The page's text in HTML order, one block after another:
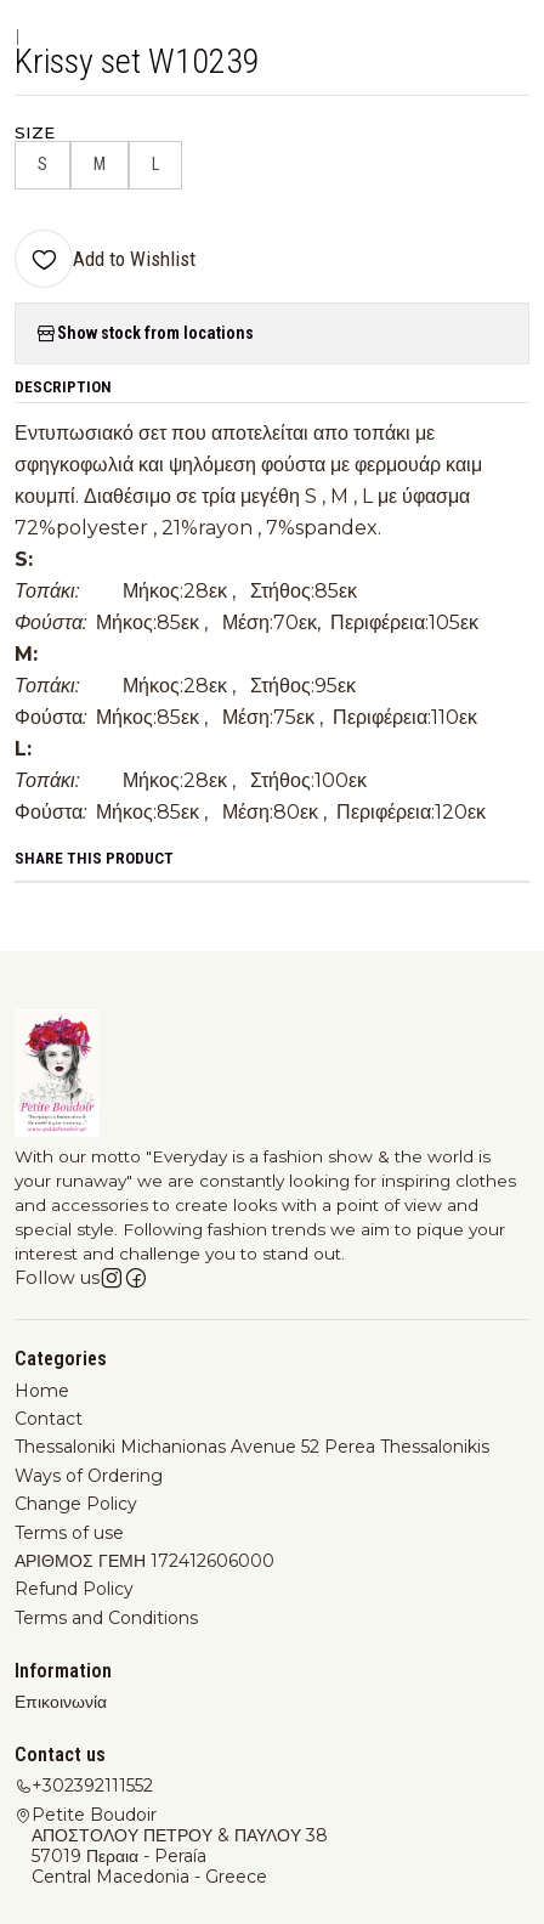
|
Krissy set W10239
SIZE
S M L
Add to Wishlist
Show stock from locations
DESCRIPTION
Εντυπωσιακό σετ που αποτελείται απο τοπάκι με
σφηγκοφωλιά και ψηλόμεση φούστα με φερμουάρ καιμ
κουμπί. Διαθέσιμο σε τρία μεγέθη S , M , L με ύφασμα
72%polyester , 21%rayon , 7%spandex.
S:
Τοπάκι:
Μήκος:28εκ , Στήθος:85εκ
Φούστα: Μήκος:85εκ , Μέση:70εκ, Περιφέρεια:105εκ
M:
Τοπάκι:
Μήκος:28εκ , Στήθος:95εκ
Φούστα: Μήκος:85εκ , Μέση:75εκ , Περιφέρεια:110εκ
L:
Τοπάκι:
Μήκος:28εκ , Στήθος:100εκ
Φούστα: Μήκος:85εκ , Μέση:80εκ , Περιφέρεια:120εκ
SHARE THIS PRODUCT
With our motto "Everyday is a fashion show & the world is
your runaway" we are constantly looking for inspiring clothes
and accessories to create looks with a point of view and
special style. Following fashion trends we aim to pique your
interest and challenge you to stand out.
Follow us
Categories
Home
Contact
Thessaloniki Michanionas Avenue 52 Perea Thessalonikis
Ways of Ordering
Change Policy
Terms of use
ΑΡΙΘΜΟΣ ΓΕΜΗ 172412606000
Refund Policy
Terms and Conditions
Information
Επικοινωνία
Contact us
+302392111552
Petite Boudoir
ΑΠΟΣΤΟΛΟΥ ΠΕΤΡΟΥ & ΠΑΥΛΟΥ 38
57019 Περαια - Peraía
Central Macedonia - Greece